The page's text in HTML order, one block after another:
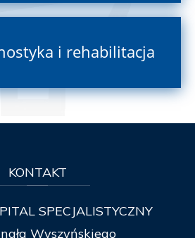
i rehabilitacja
KONTAKT
SPECJALISTYCZNY
Wyszyńskiego